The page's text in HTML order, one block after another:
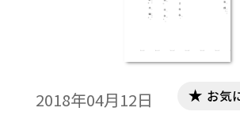
2018年04月12日 お気